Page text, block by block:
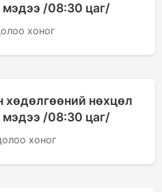
/08:30 цаг/
хоног
хөдөлгөөний нөхцөл
/08:30 цаг/
хоног